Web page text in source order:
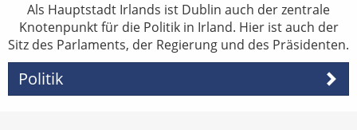
Als Hauptstadt Irlands ist Dublin auch der zentrale
Knotenpunkt für die Politik in Irland. Hier ist auch der
Sitz des Parlaments, der Regierung und des Präsidenten.
Politik